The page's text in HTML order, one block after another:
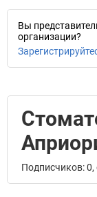
Вы
организации?
Подписчиков: 0,